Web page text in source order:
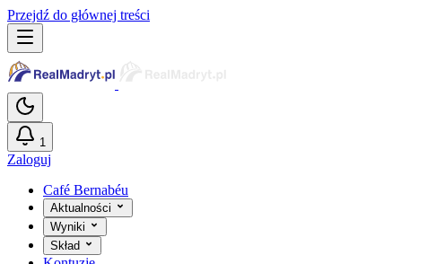
Przejdź do głównej treści
1
Zaloguj
Café Bernabéu
Aktualności
Wyniki
Skład